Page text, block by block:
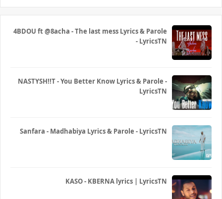
4BDOU ft ‪@8acha‬ - The last mess Lyrics & Parole
- LyricsTN
NASTYSH!!T - You Better Know Lyrics & Parole -
LyricsTN
Sanfara - Madhabiya Lyrics & Parole - LyricsTN
KASO - KBERNA lyrics | LyricsTN